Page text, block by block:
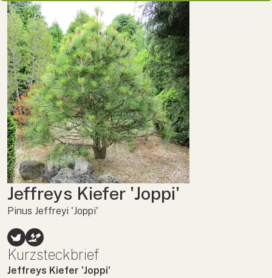
Jeffreys Kiefer 'Joppi'
Pinus Jeffreyi 'Joppi'
Kurzsteckbrief
Jeffreys Kiefer 'Joppi'